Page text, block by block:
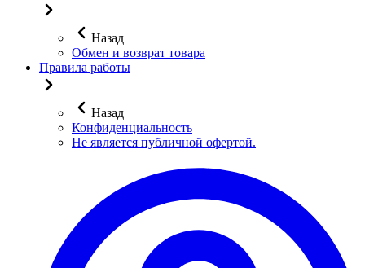
Назад
Обмен и возврат товара
Правила работы
Назад
Конфиденциальность
Не является публичной офертой.